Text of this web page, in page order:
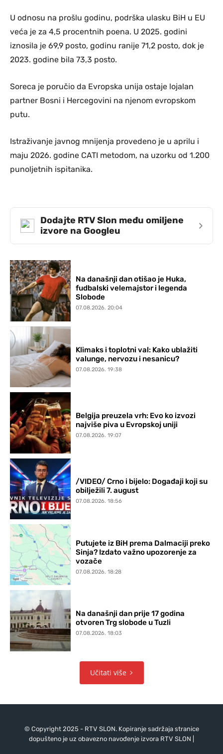
U odnosu na prošlu godinu, podrška ulasku BiH u EU
veća je za 4,5 procentnih poena. U 2025. godini
iznosila je 69,9 posto, godinu ranije 71,2 posto, dok je
2023. godine bila 73,3 posto.
Soreca je poručio da Evropska unija ostaje lojalan
partner Bosni i Hercegovini na njenom evropskom
putu.
Istraživanje javnog mnijenja provedeno je u aprilu i
maju 2026. godine CATI metodom, na uzorku od 1.200
punoljetnih ispitanika.
Dodajte RTV Slon među omiljene
izvore na Googleu
›
Na današnji dan otišao je Huka,
fudbalski velemajstor i legenda
Slobode
07.08.2026. 20:04
Klimaks i toplotni val: Kako ublažiti
valunge, nervozu i nesanicu?
07.08.2026. 19:38
Belgija preuzela vrh: Evo ko izvozi
najviše piva u Evropskoj uniji
07.08.2026. 19:07
/VIDEO/ Crno i bijelo: Događaji koji su
obilježili 7. august
07.08.2026. 18:56
Putujete iz BiH prema Dalmaciji preko
Sinja? Izdato važno upozorenje za
vozače
07.08.2026. 18:28
Na današnji dan prije 17 godina
otvoren Trg slobode u Tuzli
07.08.2026. 18:03
Učitati više
© Copyright 2025 - RTV SLON. Kopiranje sadržaja stranice
dopušteno je uz obavezno navođenje izvora RTV SLON |